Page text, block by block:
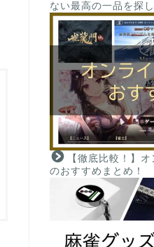
ない最高の一品を探
【徹底比較！】
のおすすめまとめ！